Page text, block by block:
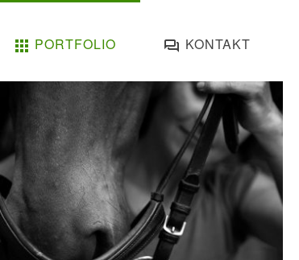
PORTFOLIO KONTAKT